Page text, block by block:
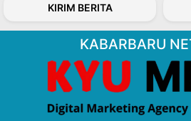
KIRIM BERITA
KABARBARU